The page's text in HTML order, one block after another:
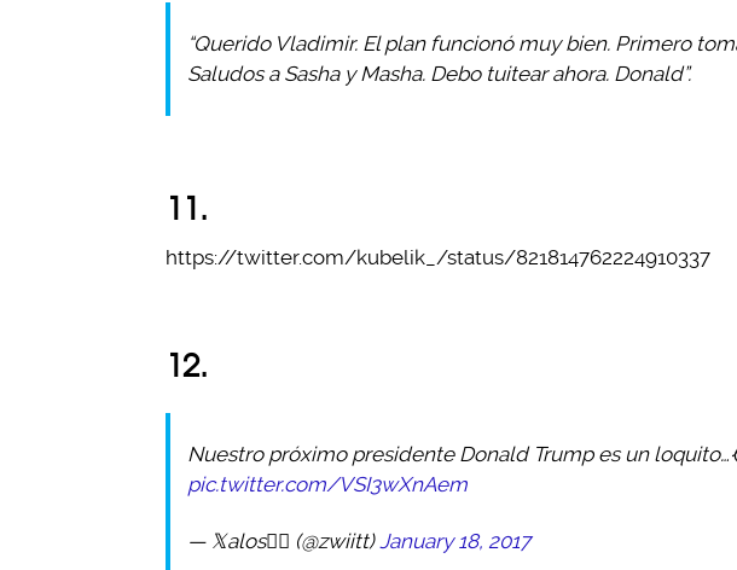
“Querido Vladimir. El plan funcionó muy bien. Primero
Saludos a Sasha y Masha. Debo tuitear ahora. Donald”.
11.
https://twitter.com/kubelik_/status/821814762224910337
12.
Nuestro próximo presidente Donald Trump es un
pic.twitter.com/VSI3wXnAem
— 𝕏alos🐦‍🔥 (@zwiitt)January 18, 2017